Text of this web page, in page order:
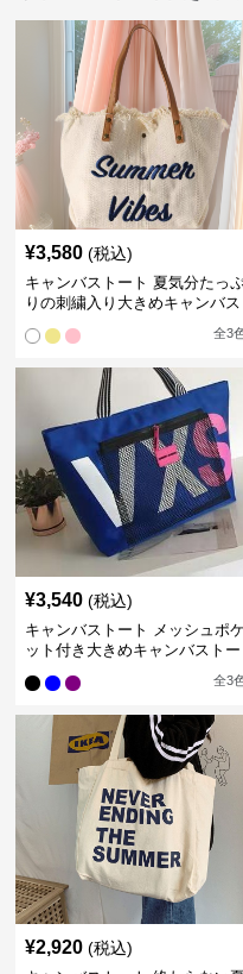
¥3,580 (税込)
キャンバストート 夏気分たっ
りの刺繍入り大きめキャンバス
全3
¥3,540 (税込)
キャンバストート メッシュポケ
ット付き大きめキャンバストー
全3
¥2,920 (税込)